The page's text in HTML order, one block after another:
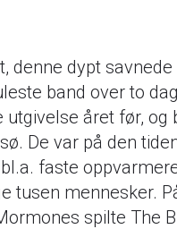
denne dypt savnede
band over to
året før, og
De var på den
faste
tusen mennesker.
spilte The